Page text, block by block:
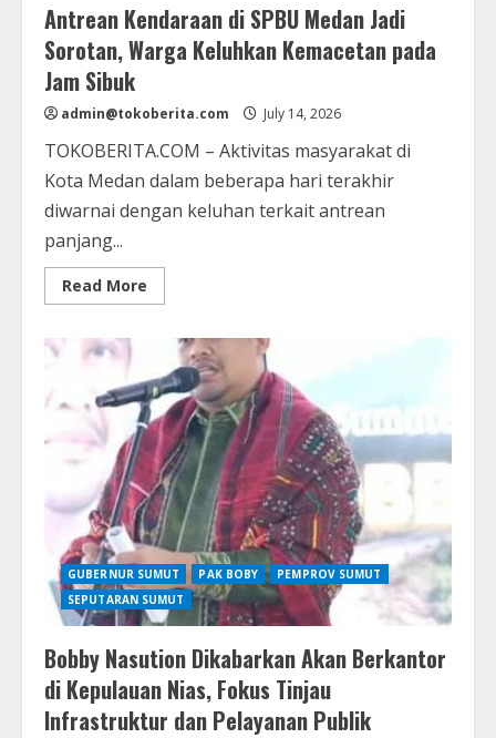
Antrean Kendaraan di SPBU Medan Jadi
Sorotan, Warga Keluhkan Kemacetan pada
Jam Sibuk
admin@tokoberita.com July 14, 2026
TOKOBERITA.COM – Aktivitas masyarakat di
Kota Medan dalam beberapa hari terakhir
diwarnai dengan keluhan terkait antrean
panjang...
Read More
more
Kendaraan
SPBU
Medan
Jadi
Sorotan,
Warga
Keluhkan
Kemacetan
pada
Jam
Sibuk
GUBERNUR SUMUT PAK BOBY
PEMPROV SUMUT
SEPUTARAN SUMUT
Bobby Nasution Dikabarkan Akan Berkantor
di Kepulauan Nias, Fokus Tinjau
Infrastruktur dan Pelayanan Publik